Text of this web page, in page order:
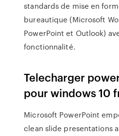
standards de mise en
bureautique (Microsoft
PowerPoint et Outlook)
fonctionnalité.
Telecharger
pour windows 10
Microsoft PowerPoint
clean slide presentations